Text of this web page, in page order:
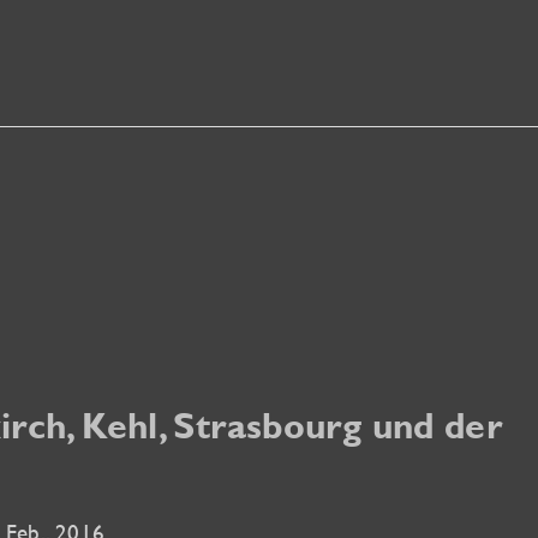
Kehl, Strasbourg und der
Feb.. 2016